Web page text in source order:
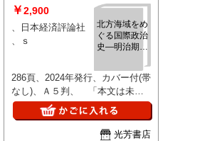
北方海域をめ
ぐる国際政治
史―明治期日
業
ISBN-
9784818826496
￥2,900
、日本経済評論社
、ｓ
286頁、2024年発行、カバー付(帯
なし)、Ａ５判、 「本文は未
読、使用感なし、綺麗な状態で
す。」、カバーの上フチに弱いヨ
レ少有、他特に目立つ難なし。
光芳書店